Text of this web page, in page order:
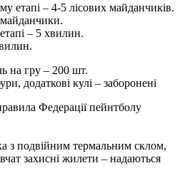
етапі – 4-5 лісових майданчиків.
майданчики.
– 5 хвилин.
на гру – 200 шт.
додаткові кулі – заборонені
Федерації пейнтболу
з подвійним термальним склом,
захисні жилети – надаються